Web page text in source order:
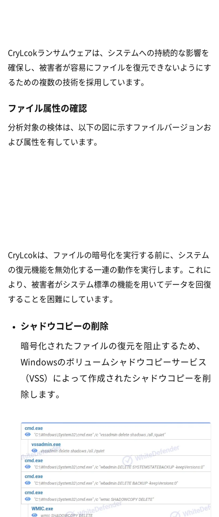
CryLcokランサムウェアは、システムへの持続的な影響を
確保し、被害者が容易にファイルを復元できないようにす
るための複数の技術を採用しています。
ファイル属性の確認
分析対象の検体は、以下の図に示すファイルバージョンお
よび属性を有しています。
CryLcokは、ファイルの暗号化を実行する前に、システム
の復元機能を無効化する一連の動作を実行します。これに
より、被害者がシステム標準の機能を用いてデータを回復
することを困難にしています。
シャドウコピーの削除
暗号化されたファイルの復元を阻止するため、
Windowsのボリュームシャドウコピーサービス
（VSS）によって作成されたシャドウコピーを削
除します。